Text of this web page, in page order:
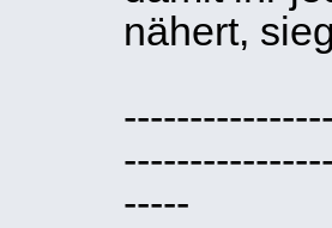
nähert,
-----